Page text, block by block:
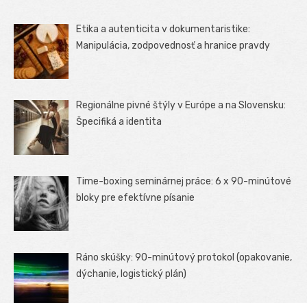
Etika a autenticita v dokumentaristike:
Manipulácia, zodpovednosť a hranice pravdy
Regionálne pivné štýly v Európe a na Slovensku:
Špecifiká a identita
Time-boxing seminárnej práce: 6 x 90-minútové
bloky pre efektívne písanie
Ráno skúšky: 90-minútový protokol (opakovanie,
dýchanie, logistický plán)